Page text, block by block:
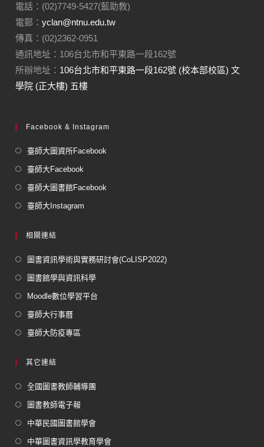
電話：(02)7749-5427(藍助教)
電郵：yclan@ntnu.edu.tw
傳真：(02)2362-0951
通訊地址：106台北市和平東路一段162號
所辦地址： 106台北市和平東路一段162號 (校本部校區) 文
學院 (正大樓) 五樓
Facebook & Instagram
臺師大圖資所Facebook
臺師大Facebook
臺師大圖書館Facebook
臺師大Instagram
相關連結
圖書資訊學術與實務研討會(CoLISP2022)
圖書館學與資訊科學
Moodle數位學習平台
臺師大行事曆
臺師大防疫專區
其它連結
全國圖書教師輔導團
圖書教師電子報
中華民國圖書館學會
中華圖書資訊學教育學會